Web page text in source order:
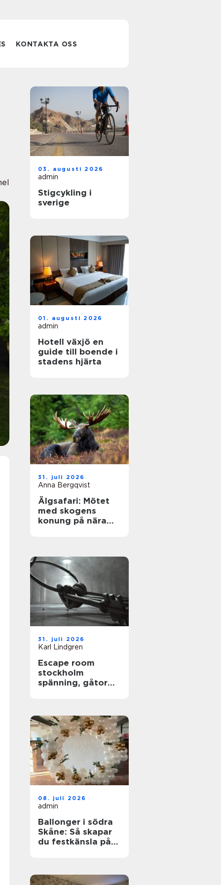
KONTAKTA OSS
03. augusti 2026
admin
Stigcykling i
sverige
01. augusti 2026
admin
Hotell växjö en
guide till boende i
stadens hjärta
31. juli 2026
Anna Bergqvist
Älgsafari: Mötet
med skogens
konung på nära
31. juli 2026
Karl Lindgren
Escape room
stockholm
spänning, gåtor
08. juli 2026
admin
Ballonger i södra
Skåne: Så skapar
du festkänsla på